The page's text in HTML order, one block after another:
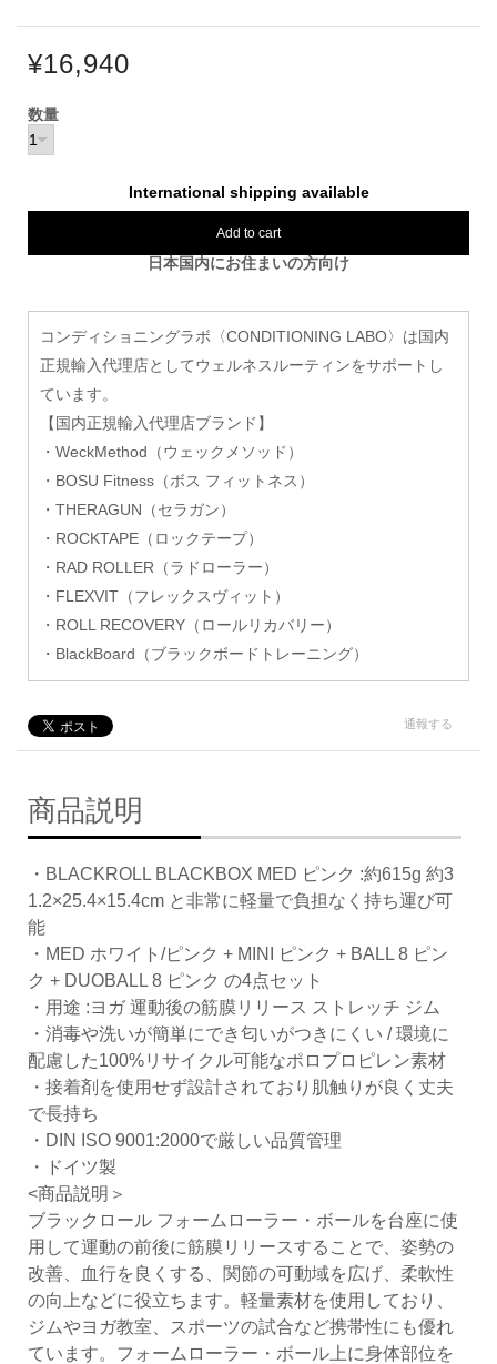
¥16,940
数量
International shipping available
Add to cart
日本国内にお住まいの方向け
コンディショニングラボ〈CONDITIONING LABO〉は国内
正規輸入代理店としてウェルネスルーティンをサポートし
ています。
【国内正規輸入代理店ブランド】
・WeckMethod（ウェックメソッド）
・BOSU Fitness（ボス フィットネス）
・THERAGUN（セラガン）
・ROCKTAPE（ロックテープ）
・RAD ROLLER（ラドローラー）
・FLEXVIT（フレックスヴィット）
・ROLL RECOVERY（ロールリカバリー）
・BlackBoard（ブラックボードトレーニング）
通報する
商品説明
・BLACKROLL BLACKBOX MED ピンク :約615g 約3
1.2×25.4×15.4cm と非常に軽量で負担なく持ち運び可
能
・MED ホワイト/ピンク + MINI ピンク + BALL 8 ピン
ク + DUOBALL 8 ピンク の4点セット
・用途 :ヨガ 運動後の筋膜リリース ストレッチ ジム
・消毒や洗いが簡単にでき匂いがつきにくい / 環境に
配慮した100%リサイクル可能なポロプロピレン素材
・接着剤を使用せず設計されており肌触りが良く丈夫
で長持ち
・DIN ISO 9001:2000で厳しい品質管理
・ドイツ製
<商品説明＞
ブラックロール フォームローラー・ボールを台座に使
用して運動の前後に筋膜リリースすることで、姿勢の
改善、血行を良くする、関節の可動域を広げ、柔軟性
の向上などに役立ちます。軽量素材を使用しており、
ジムやヨガ教室、スポーツの試合など携帯性にも優れ
ています。フォームローラー・ボール上に身体部位を